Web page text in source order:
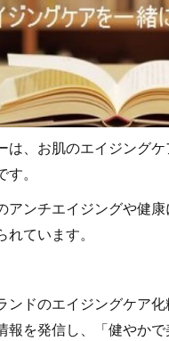
は、お肌のエイジング
。
アンチエイジングや健
ています。
ンドのエイジングケア
報を発信し、「健やか